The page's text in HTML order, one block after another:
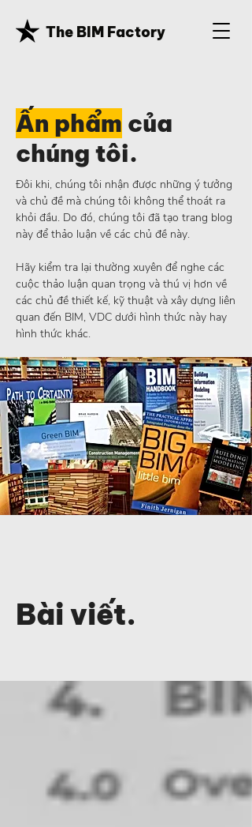
The BIM Factory
Ấn phẩm của
chúng tôi.
Đôi khi, chúng tôi nhận được những ý tưởng
và chủ đề mà chúng tôi không thể thoát ra
khỏi đầu. Do đó, chúng tôi đã tạo trang blog
này để thảo luận về các chủ đề này.
Hãy kiểm tra lại thường xuyên để nghe các
cuộc thảo luận quan trọng và thú vị hơn về
các chủ đề thiết kế, kỹ thuật và xây dựng liên
quan đến BIM, VDC dưới hình thức này hay
hình thức khác.
Bài viết.